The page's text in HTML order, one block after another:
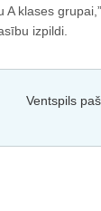
klases
izpildi.
Ventspils